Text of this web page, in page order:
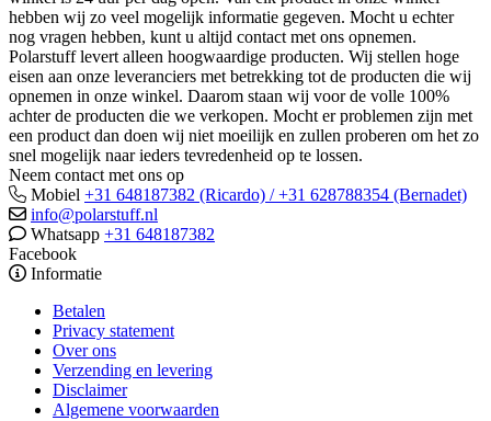
hebben wij zo veel mogelijk informatie gegeven. Mocht u echter
nog vragen hebben, kunt u altijd contact met ons opnemen.
Polarstuff levert alleen hoogwaardige producten. Wij stellen hoge
eisen aan onze leveranciers met betrekking tot de producten die wij
opnemen in onze winkel. Daarom staan wij voor de volle 100%
achter de producten die we verkopen. Mocht er problemen zijn met
een product dan doen wij niet moeilijk en zullen proberen om het zo
snel mogelijk naar ieders tevredenheid op te lossen.
Neem contact met ons op
Mobiel +31 648187382 (Ricardo) / +31 628788354 (Bernadet)
info@polarstuff.nl
Whatsapp +31 648187382
Facebook
Informatie
Betalen
Privacy statement
Over ons
Verzending en levering
Disclaimer
Algemene voorwaarden